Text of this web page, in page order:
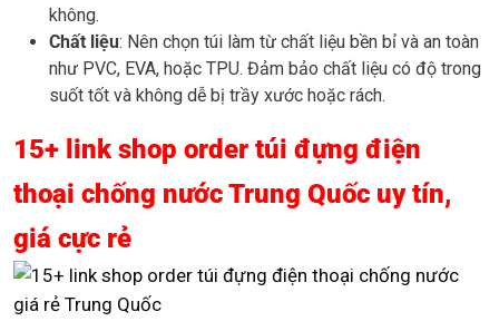
không.
Chất liệu: Nên chọn túi làm từ chất liệu bền bỉ và an toàn
như PVC, EVA, hoặc TPU. Đảm bảo chất liệu có độ trong
suốt tốt và không dễ bị trầy xước hoặc rách.
15+ link shop order túi đựng điện
thoại chống nước Trung Quốc uy tín,
giá cực rẻ